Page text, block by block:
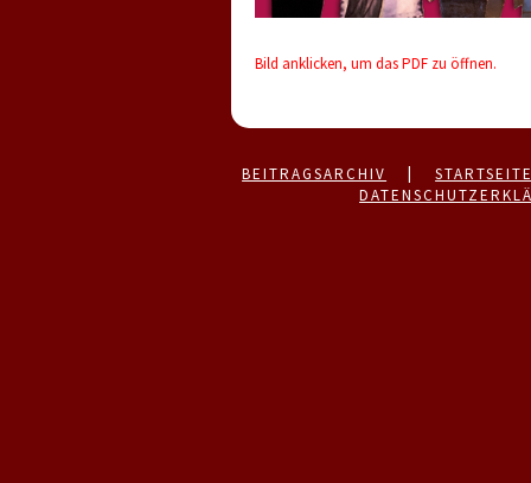
Bild anklicken, um das PDF zu öffnen.
BEITRAGSARCHIV